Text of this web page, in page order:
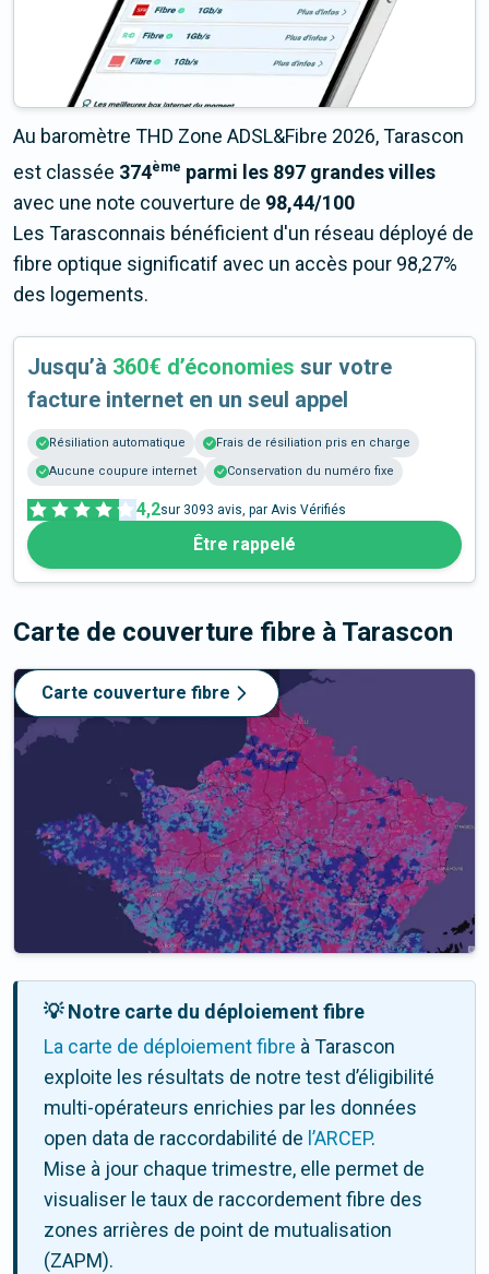
Au baromètre THD Zone ADSL&Fibre 2026, Tarascon
est classée 374ème parmi les 897 grandes villes
avec une note couverture de 98,44/100
Les Tarasconnais bénéficient d'un réseau déployé de
fibre optique significatif avec un accès pour 98,27%
des logements.
Jusqu’à 360€ d’économies sur votre
facture internet en un seul appel
Résiliation automatique
Frais de résiliation pris en charge
Aucune coupure internet
Conservation du numéro fixe
4,2sur 3093 avis, par Avis Vérifiés
Être rappelé
Carte de couverture fibre à Tarascon
Carte couverture fibre
💡 Notre carte du déploiement fibre
La carte de déploiement fibre à Tarascon
exploite les résultats de notre test d’éligibilité
multi-opérateurs enrichies par les données
open data de raccordabilité de l’ARCEP.
Mise à jour chaque trimestre, elle permet de
visualiser le taux de raccordement fibre des
zones arrières de point de mutualisation
(ZAPM).